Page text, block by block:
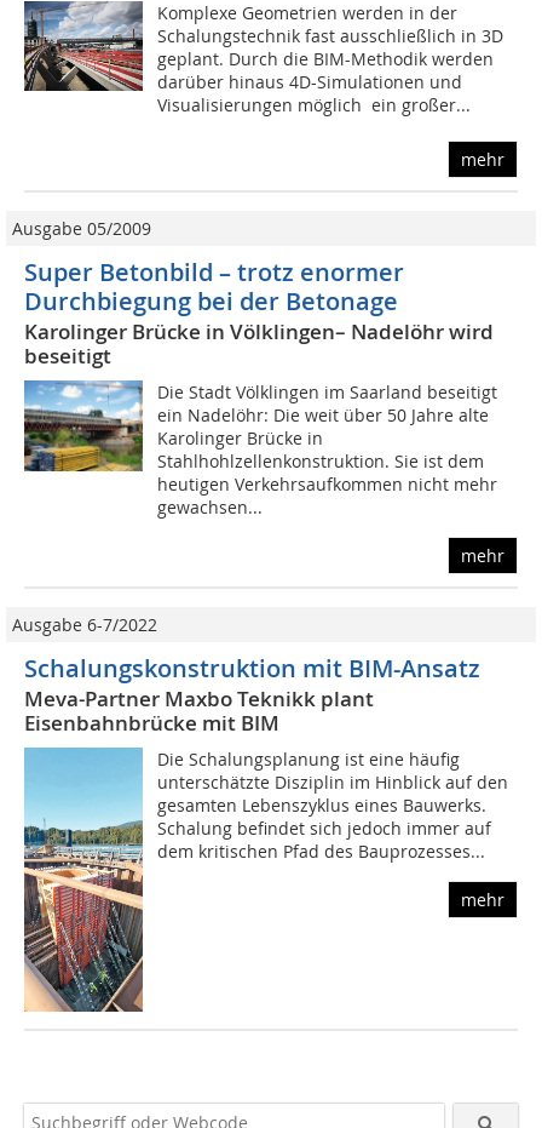
Komplexe Geometrien werden in der
Schalungstechnik fast ausschließlich in 3D
geplant. Durch die BIM-Methodik werden
darüber hinaus 4D-Simulationen und
Visualisierungen möglich  ein großer...
mehr
Ausgabe 05/2009
Super Betonbild – trotz enormer
Durchbiegung bei der Betonage
Karolinger Brücke in Völklingen– Nadelöhr wird
beseitigt
Die Stadt Völklingen im Saarland beseitigt
ein Nadelöhr: Die weit über 50 Jahre alte
Karolinger Brücke in
Stahlhohlzellenkonstruktion. Sie ist dem
heutigen Verkehrsaufkommen nicht mehr
gewachsen...
mehr
Ausgabe 6-7/2022
Schalungskonstruktion mit BIM-Ansatz
Meva-Partner Maxbo Teknikk plant
Eisenbahnbrücke mit BIM
Die Schalungsplanung ist eine häufig
unterschätzte Disziplin im Hinblick auf den
gesamten Lebenszyklus eines Bauwerks.
Schalung befindet sich jedoch immer auf
dem kritischen Pfad des Bauprozesses...
mehr